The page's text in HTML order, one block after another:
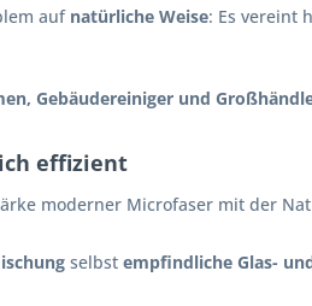
auf natürliche Weise: Es vereint
Gebäudereiniger und
effizient
moderner Microfaser mit der
selbst empfindliche Glas-